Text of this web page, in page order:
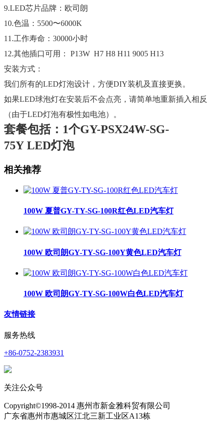
9.LED芯片品牌：欧司朗
10.色温：5500〜6000K
11.工作寿命：30000小时
12.其他插口可用： P13W H7 H8 H11 9005 H13
安装方式：
我们所有的LED灯泡设计，方便DIY装机及直接更换。
如果LED球泡灯在安装后不会点亮，请简单地重新插入相反
（由于LED灯泡有极性如电池）。
套餐包括：1个GY-PSX24W-SG-
75Y LED灯泡
相关推荐
100W 夏普GY-TY-SG-100R红色LED汽车灯
100W 欧司朗GY-TY-SG-100Y黄色LED汽车灯
100W 欧司朗GY-TY-SG-100W白色LED汽车灯
友情链接
服务热线
+86-0752-2383931
关注公众号
Copyright©1998-2014 惠州市新金雅科贸有限公司
广东省惠州市惠城区江北三新工业区A13栋